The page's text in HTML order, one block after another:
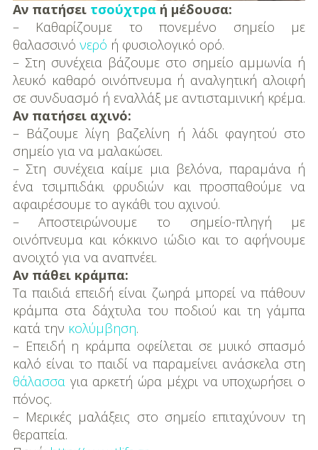
Αν πατήσει τσούχτραή μέδουσα:
– Καθαρίζουμε το πονεμένο σημείο με
θαλασσινό νερό ή φυσιολογικό ορό.
– Στη συνέχεια βάζουμε στο σημείο αμμωνία ή
λευκό καθαρό οινόπνευμα ή αναλγητική αλοιφή
σε συνδυασμό ή εναλλάξ με αντισταμινική κρέμα.
Αν πατήσει αχινό:
– Βάζουμε λίγη βαζελίνη ή λάδι φαγητού στο
σημείο για να μαλακώσει.
– Στη συνέχεια καίμε μια βελόνα, παραμάνα ή
ένα τσιμπιδάκι φρυδιών και προσπαθούμε να
αφαιρέσουμε το αγκάθι του αχινού.
– Αποστειρώνουμε το σημείο-πληγή με
οινόπνευμα και κόκκινο ιώδιο και το αφήνουμε
ανοιχτό για να αναπνέει.
Αν πάθει κράμπα:
Τα παιδιά επειδή είναι ζωηρά μπορεί να πάθουν
κράμπα στα δάχτυλα του ποδιού και τη γάμπα
κατά την κολύμβηση.
– Επειδή η κράμπα οφείλεται σε μυικό σπασμό
καλό είναι το παιδί να παραμείνει ανάσκελα στη
θάλασσαγια αρκετή ώρα μέχρι να υποχωρήσει ο
πόνος.
– Μερικές μαλάξεις στο σημείο επιταχύνουν τη
θεραπεία.